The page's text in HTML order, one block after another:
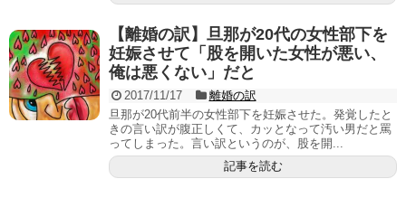
【離婚の訳】旦那が20代の女性部下を
妊娠させて「股を開いた女性が悪い、
俺は悪くない」だと
2017/11/17
離婚の訳
旦那が20代前半の女性部下を妊娠させた。発覚したと
きの言い訳が腹正しくて、カッとなって汚い男だと罵
ってしまった。言い訳というのが、股を開...
記事を読む